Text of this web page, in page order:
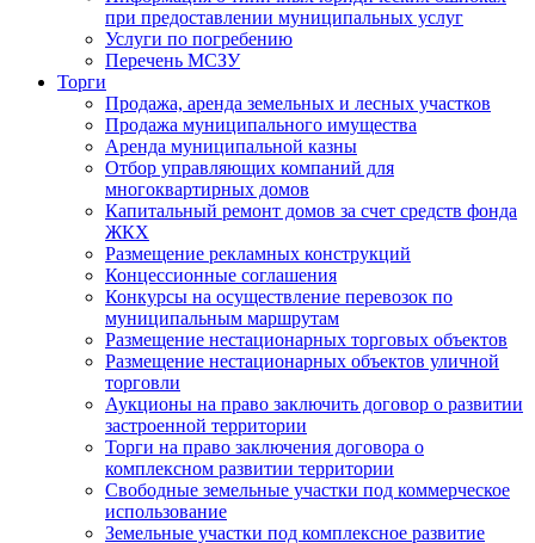
при предоставлении муниципальных услуг
Услуги по погребению
Перечень МСЗУ
Торги
Продажа, аренда земельных и лесных участков
Продажа муниципального имущества
Аренда муниципальной казны
Отбор управляющих компаний для
многоквартирных домов
Капитальный ремонт домов за счет средств фонда
ЖКХ
Размещение рекламных конструкций
Концессионные соглашения
Конкурсы на осуществление перевозок по
муниципальным маршрутам
Размещение нестационарных торговых объектов
Размещение нестационарных объектов уличной
торговли
Аукционы на право заключить договор о развитии
застроенной территории
Торги на право заключения договора о
комплексном развитии территории
Свободные земельные участки под коммерческое
использование
Земельные участки под комплексное развитие